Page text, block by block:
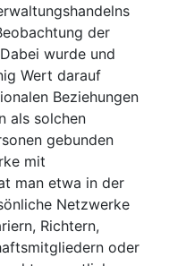
der
wurde und
Wert darauf
Beziehungen
als solchen
gebunden
mit
man etwa in der
Netzwerke
Richtern,
oder